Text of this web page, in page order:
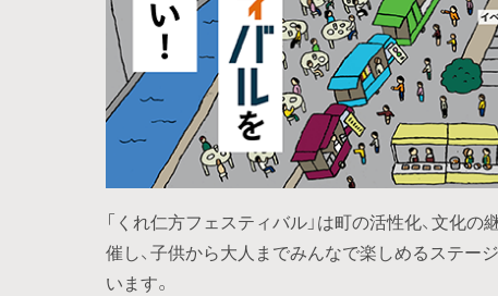
「くれ仁方フェスティバル」は町の活性化、文化
催し、子供から大人までみんなで楽しめるステー
います。